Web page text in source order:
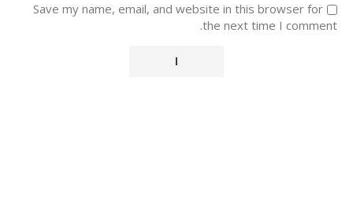
Save my name, email, and website in this browser for
the next time I comment.